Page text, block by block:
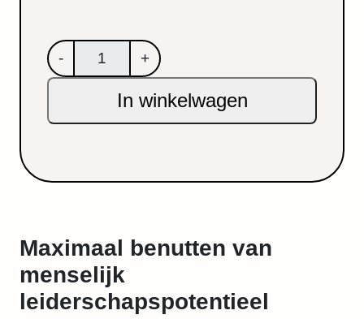
-
L
e
d
h
a
p
+
In winkelwagen
Maximaal benutten van
menselijk
leiderschapspotentieel